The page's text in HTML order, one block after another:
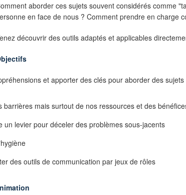
aborder ces sujets souvent considérés comme
en face de nous ? Comment prendre en charge
découvrir des outils adaptés et applicables
et apporter des clés pour aborder des
barrières mais surtout de nos ressources et des
un levier pour déceler des problèmes sous-jacents
des outils de communication par jeux de rôles